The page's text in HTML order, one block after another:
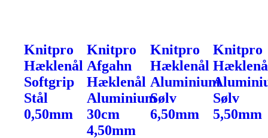
Knitpro
Hæklenål
Softgrip
Stål
0,50mm
Knitpro
Afgahn
Hæklenål
Aluminium
30cm
4,50mm
Knitpro
Hæklenål
Aluminium
Sølv
6,50mm
Knitpro
Sølv
5,50mm